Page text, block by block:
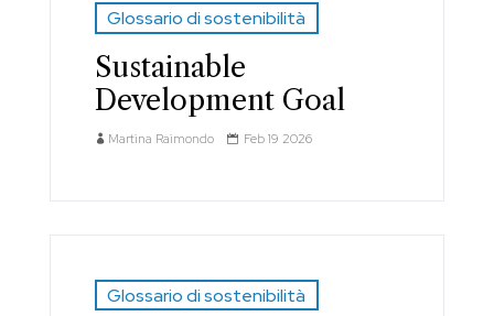
Glossario di sostenibilità
Sustainable
Development Goal
Martina Raimondo Feb 19 2026
Glossario di sostenibilità